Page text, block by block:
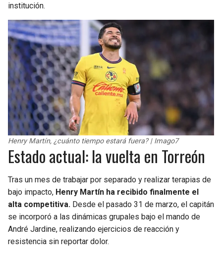
institución.
Henry Martín, ¿cuánto tiempo estará fuera? | Imago7
Estado actual: la vuelta en Torreón
Tras un mes de trabajar por separado y realizar terapias de
bajo impacto, Henry Martín ha recibido finalmente el
alta competitiva. Desde el pasado 31 de marzo, el capitán
se incorporó a las dinámicas grupales bajo el mando de
André Jardine, realizando ejercicios de reacción y
resistencia sin reportar dolor.